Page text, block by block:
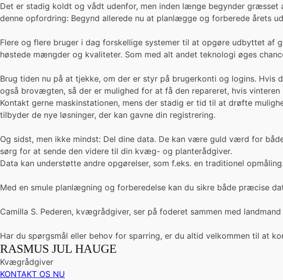
Det er stadig koldt og vådt udenfor, men inden længe begynder
denne opfordring: Begynd allerede nu at planlægge og forberede årets
Flere og flere bruger i dag forskellige systemer til at opgøre udbyttet
høstede mængder og kvaliteter. Som med alt andet teknologi øges
Brug tiden nu på at tjekke, om der er styr på brugerkonti og logins.
også brovægten, så der er mulighed for at få den repareret, hvis
Kontakt gerne maskinstationen, mens der stadig er tid til at drøfte
tilbyder de nye løsninger, der kan gavne din registrering.
Og sidst, men ikke mindst: Del dine data. De kan være guld værd for
sørg for at sende den videre til din kvæg- og planterådgiver.
Data kan understøtte andre opgørelser, som f.eks. en traditionel opmåling.
Med en smule planlægning og forberedelse kan du sikre både præcise
Camilla S. Pederen, kvægrådgiver, ser på foderet sammen med
Har du spørgsmål eller behov for sparring, er du altid velkommen til at
RASMUS JUL HAUGE
Kvægrådgiver
KONTAKT OS NU